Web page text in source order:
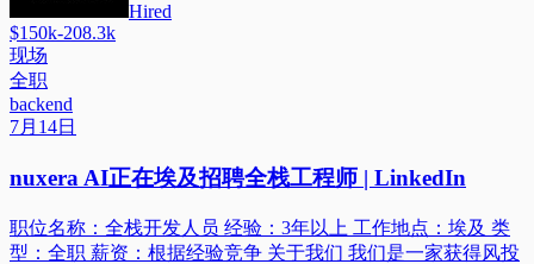
Hired
$150k-208.3k
现场
全职
backend
7月14日
nuxera AI正在埃及招聘全栈工程师 | LinkedIn
职位名称：全栈开发人员 经验：3年以上 工作地点：埃及 类
型：全职 薪资：根据经验竞争 关于我们 我们是一家获得风投